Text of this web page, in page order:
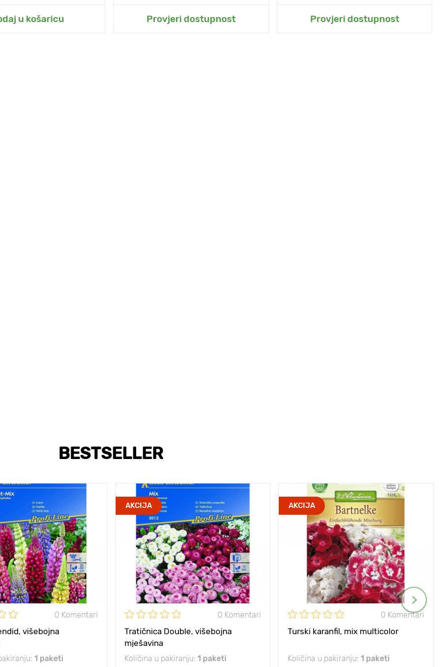
u košaricu
u moj vrt Provjeri dostupnost
Dodaj u moj vrt Provjeri dostupnost
Dodaj u moj vrt
BESTSELLER
0 Komentari
višebojna
1 paketi
AKCIJA
0 Komentari
Tratičnica Double, višebojna
mješavina
Količina u pakiranju: 1 paketi
AKCIJA
0 Komentari
Turski karanfil, mix multicolor
Količina u pakiranju: 1 paketi